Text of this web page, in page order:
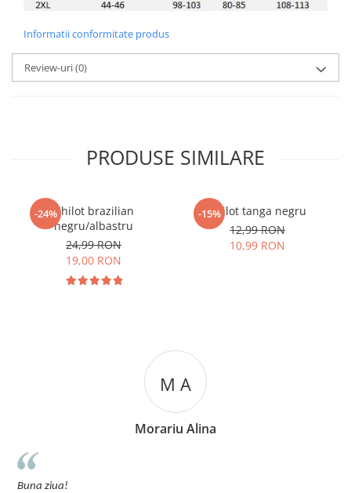
Informatii conformitate produs
Review-uri(0)
PRODUSE SIMILARE
-24%Chilot brazilian
negru/albastru
24,99 RON
19,00 RON
-15%Chilot tanga negru
12,99 RON
10,99 RON
M A
Morariu Alina
Buna ziua!